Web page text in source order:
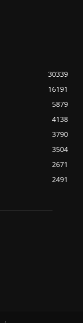
30339
16191
5879
4138
3790
3504
2671
2491